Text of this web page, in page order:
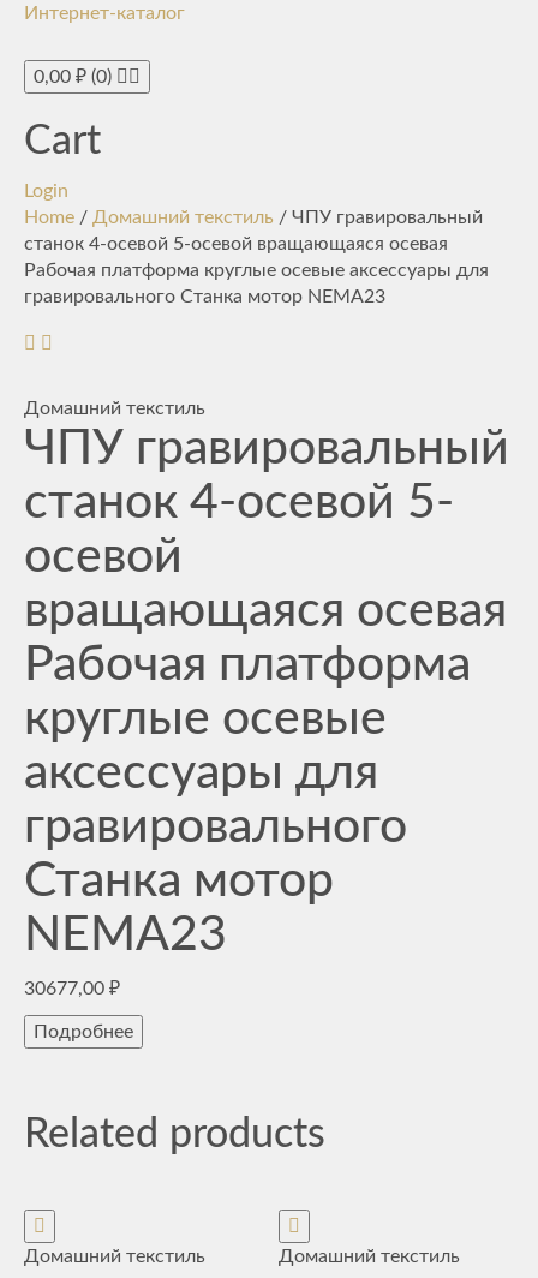
Интернет-каталог
0,00 ₽ (0)
Cart
Login
Home / Домашний текстиль / ЧПУ гравировальный
станок 4-осевой 5-осевой вращающаяся осевая
Рабочая платформа круглые осевые аксессуары для
гравировального Станка мотор NEMA23
Домашний текстиль
ЧПУ гравировальный
станок 4-осевой 5-
осевой
вращающаяся осевая
Рабочая платформа
круглые осевые
аксессуары для
гравировального
Станка мотор
NEMA23
30677,00 ₽
Подробнее
Related products
Домашний текстиль
Домашний текстиль